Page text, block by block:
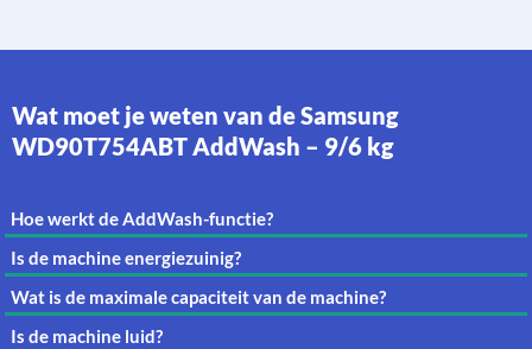
Wat moet je weten van de Samsung
WD90T754ABT AddWash – 9/6 kg
Hoe werkt de AddWash-functie?
Is de machine energiezuinig?
Wat is de maximale capaciteit van de machine?
Is de machine luid?